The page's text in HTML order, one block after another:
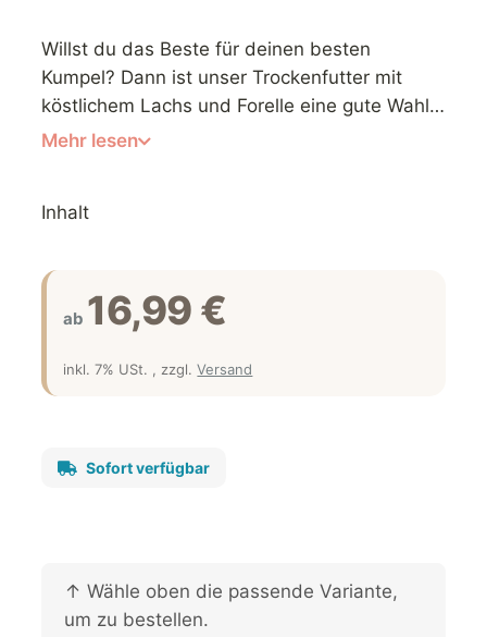
Willst du das Beste für deinen besten
Kumpel? Dann ist unser Trockenfutter mit
köstlichem Lachs und Forelle eine gute Wahl!
Denn von diesem Geschmackserlebnis wird
Mehr lesen
Inhalt
ab 16,99 €
inkl. 7% USt. , zzgl.Versand
Sofort verfügbar
x
↑ Wähle oben die passende Variante,
um zu bestellen.